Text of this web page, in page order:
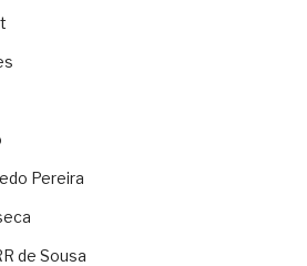
Pereira
de Sousa